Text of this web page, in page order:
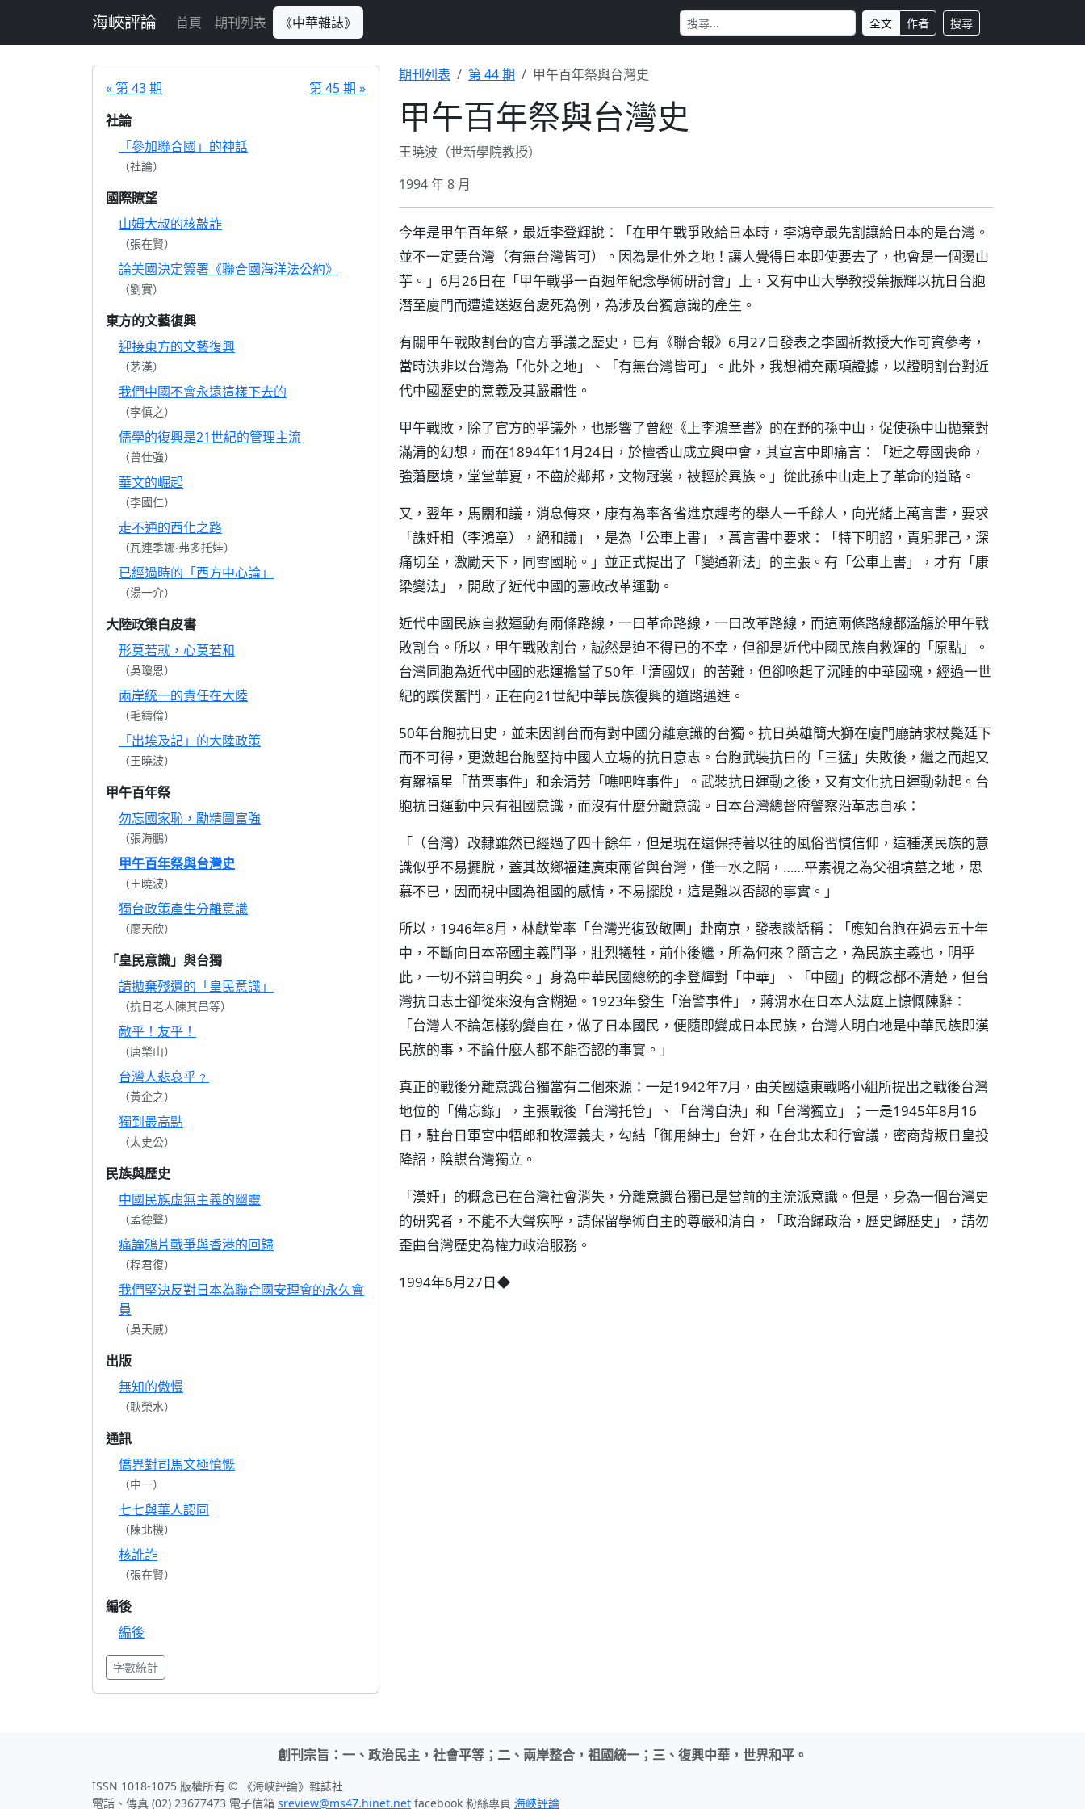
海峽評論 首頁 期刊列表 《中華雜誌》 全文 作者 搜尋
« 第 43 期
第 45 期 »
社論
「參加聯合國」的神話
（社論）
國際瞭望
山姆大叔的核敲詐
（張在賢）
論美國決定簽署《聯合國海洋法公約》
（劉實）
東方的文藝復興
迎接東方的文藝復興
（茅漢）
我們中國不會永遠這樣下去的
（李慎之）
儒學的復興是21世紀的管理主流
（曾仕強）
華文的崛起
（李國仁）
走不通的西化之路
（瓦連季娜‧弗多托娃）
已經過時的「西方中心論」
（湯一介）
大陸政策白皮書
形莫若就，心莫若和
（吳瓊恩）
兩岸統一的責任在大陸
（毛鑄倫）
「出埃及記」的大陸政策
（王曉波）
甲午百年祭
勿忘國家恥，勵精圖富強
（張海鵬）
甲午百年祭與台灣史
（王曉波）
獨台政策產生分離意識
（廖天欣）
「皇民意識」與台獨
請拋棄殘遺的「皇民意識」
（抗日老人陳其昌等）
敵乎！友乎！
（唐樂山）
台灣人悲哀乎﹖
（黃企之）
獨到最高點
（太史公）
民族與歷史
中國民族虛無主義的幽靈
（孟德聲）
痛論鴉片戰爭與香港的回歸
（程君復）
我們堅決反對日本為聯合國安理會的永久會
員
（吳天威）
出版
無知的傲慢
（耿榮水）
通訊
僑界對司馬文極憤慨
（中一）
七七與華人認同
（陳北機）
核訛詐
（張在賢）
編後
編後
字數統計
期刊列表 第 44 期 甲午百年祭與台灣史
甲午百年祭與台灣史
王曉波（世新學院教授）
1994 年 8 月
今年是甲午百年祭，最近李登輝說：「在甲午戰爭敗給日本時，李鴻章最先割讓給日本的是台灣。
並不一定要台灣（有無台灣皆可）。因為是化外之地！讓人覺得日本即使要去了，也會是一個燙山
芋。」6月26日在「甲午戰爭一百週年紀念學術研討會」上，又有中山大學教授葉振輝以抗日台胞
潛至廈門而遭遣送返台處死為例，為涉及台獨意識的產生。
有關甲午戰敗割台的官方爭議之歷史，已有《聯合報》6月27日發表之李國祈教授大作可資參考，
當時決非以台灣為「化外之地」、「有無台灣皆可」。此外，我想補充兩項證據，以證明割台對近
代中國歷史的意義及其嚴肅性。
甲午戰敗，除了官方的爭議外，也影響了曾經《上李鴻章書》的在野的孫中山，促使孫中山拋棄對
滿清的幻想，而在1894年11月24日，於檀香山成立興中會，其宣言中即痛言：「近之辱國喪命，
強藩壓境，堂堂華夏，不齒於鄰邦，文物冠裳，被輕於異族。」從此孫中山走上了革命的道路。
又，翌年，馬關和議，消息傳來，康有為率各省進京趕考的舉人一千餘人，向光緒上萬言書，要求
「誅奸相（李鴻章），絕和議」，是為「公車上書」，萬言書中要求：「特下明詔，責躬罪己，深
痛切至，激勵天下，同雪國恥。」並正式提出了「變通新法」的主張。有「公車上書」，才有「康
梁變法」，開啟了近代中國的憲政改革運動。
近代中國民族自救運動有兩條路線，一曰革命路線，一曰改革路線，而這兩條路線都濫觴於甲午戰
敗割台。所以，甲午戰敗割台，誠然是迫不得已的不幸，但卻是近代中國民族自救運的「原點」。
台灣同胞為近代中國的悲運擔當了50年「清國奴」的苦難，但卻喚起了沉睡的中華國魂，經過一世
紀的躓僕奮鬥，正在向21世紀中華民族復興的道路邁進。
50年台胞抗日史，並未因割台而有對中國分離意識的台獨。抗日英雄簡大獅在廈門廳請求杖斃廷下
而不可得，更激起台胞堅持中國人立場的抗日意志。台胞武裝抗日的「三猛」失敗後，繼之而起又
有羅福星「苗栗事件」和余清芳「噍吧哖事件」。武裝抗日運動之後，又有文化抗日運動勃起。台
胞抗日運動中只有祖國意識，而沒有什麼分離意識。日本台灣總督府警察沿革志自承：
「（台灣）改隸雖然已經過了四十餘年，但是現在還保持著以往的風俗習慣信仰，這種漢民族的意
識似乎不易擺脫，蓋其故鄉福建廣東兩省與台灣，僅一水之隔，……平素視之為父祖墳墓之地，思
慕不已，因而視中國為祖國的感情，不易擺脫，這是難以否認的事實。」
所以，1946年8月，林獻堂率「台灣光復致敬團」赴南京，發表談話稱：「應知台胞在過去五十年
中，不斷向日本帝國主義鬥爭，壯烈犧牲，前仆後繼，所為何來？簡言之，為民族主義也，明乎
此，一切不辯自明矣。」身為中華民國總統的李登輝對「中華」、「中國」的概念都不清楚，但台
灣抗日志士卻從來沒有含糊過。1923年發生「治警事件」，蔣渭水在日本人法庭上慷慨陳辭：
「台灣人不論怎樣豹變自在，做了日本國民，便隨即變成日本民族，台灣人明白地是中華民族即漢
民族的事，不論什麼人都不能否認的事實。」
真正的戰後分離意識台獨當有二個來源：一是1942年7月，由美國遠東戰略小組所提出之戰後台灣
地位的「備忘錄」，主張戰後「台灣托管」、「台灣自決」和「台灣獨立」；一是1945年8月16
日，駐台日軍宮中牾郎和牧澤義夫，勾結「御用紳士」台奸，在台北太和行會議，密商背叛日皇投
降詔，陰謀台灣獨立。
「漢奸」的概念已在台灣社會消失，分離意識台獨已是當前的主流派意識。但是，身為一個台灣史
的研究者，不能不大聲疾呼，請保留學術自主的尊嚴和清白，「政治歸政治，歷史歸歷史」，請勿
歪曲台灣歷史為權力政治服務。
1994年6月27日◆
創刊宗旨：一、政治民主，社會平等；二、兩岸整合，祖國統一；三、復興中華，世界和平。
ISSN 1018-1075 版權所有 © 《海峽評論》雜誌社
電話、傳真 (02) 23677473 電子信箱 sreview@ms47.hinet.net facebook 粉絲專頁 海峽評論